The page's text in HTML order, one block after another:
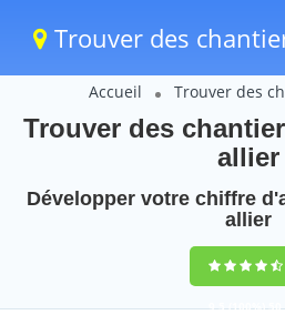
Trouver des
Accueil Trouver des
Trouver des
allier
Développer votre chiffre
allier
9,5(100%)50